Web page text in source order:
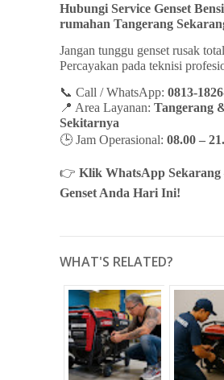
Hubungi Service Genset
rumahan Tangerang
Jangan tunggu genset rusak
Percayakan pada teknisi
📞 Call / WhatsApp: 0813-
📍 Area Layanan: Tangerang
Sekitarnya
🕒 Jam Operasional: 08.00 –
👉 Klik WhatsApp Sekarang
Genset Anda Hari Ini!
WHAT'S RELATED?